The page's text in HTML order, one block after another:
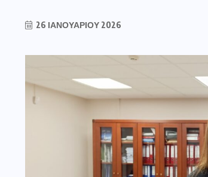
26 ΙΑΝΟΥΑΡΊΟΥ 2026